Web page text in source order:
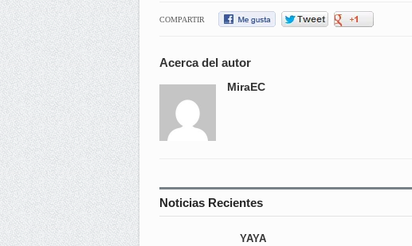
COMPARTIR
Acerca del autor
MiraEC
Noticias Recientes
YAYA